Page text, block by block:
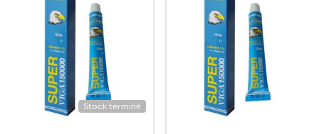
Stock terminé